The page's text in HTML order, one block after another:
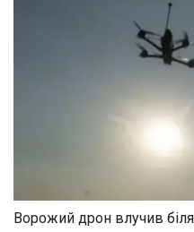
Ворожий дрон влучив